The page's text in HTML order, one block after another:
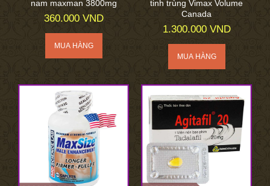
nam maxman 3800mg
360.000 VND
tinh trùng Vimax Volume
Canada
1.300.000 VND